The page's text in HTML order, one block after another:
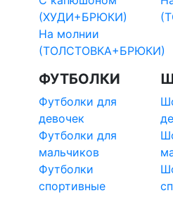
(ХУДИ+БРЮКИ)
На молнии
(ТОЛСТОВКА+БРЮКИ)
ФУТБОЛКИ
Футболки для
девочек
Футболки для
мальчиков
Футболки
спортивные